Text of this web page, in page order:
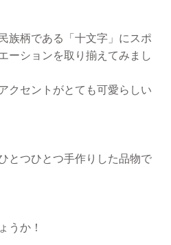
族柄である「十文字」にスポ
ーションを取り揃えてみまし
クセントがとても可愛らしい
とつひとつ手作りした品物で
うか！